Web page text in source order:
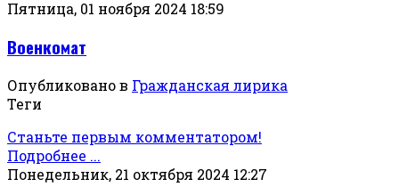
Пятница, 01 ноября 2024 18:59
Военкомат
Опубликовано в Гражданская лирика
Теги
Станьте первым комментатором!
Подробнее ...
Понедельник, 21 октября 2024 12:27